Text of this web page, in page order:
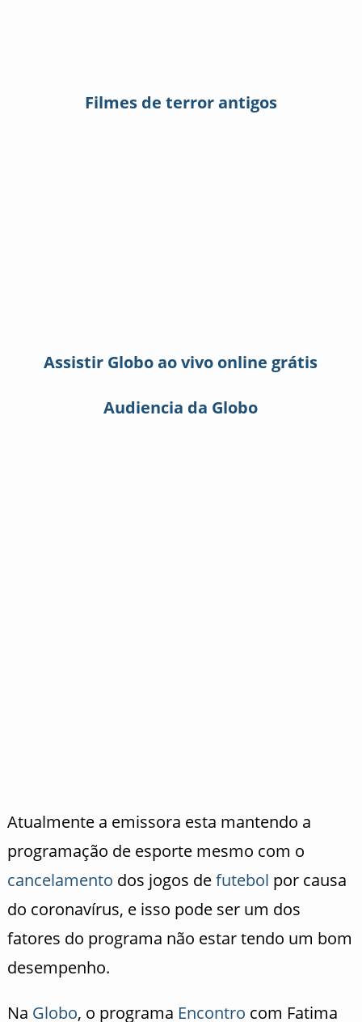
Filmes de terror antigos
Assistir Globo ao vivo online grátis
Audiencia da Globo
Atualmente a emissora esta mantendo a
programação de esporte mesmo com o
cancelamento dos jogos defutebol por causa
do coronavírus, e isso pode ser um dos
fatores do programa não estar tendo um bom
desempenho.
Na Globo, o programa Encontro com Fatima